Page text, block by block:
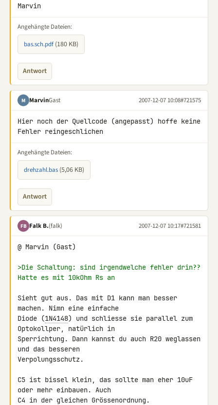
Marvin
Angehängte Dateien:
bas.sch.pdf (180 KB)
Antwort
M MarvinGast 2007-12-07 10:08#721575
Hier noch der Quellcode (angepasst) hoffe keine
Fehler reingeschlichen
Angehängte Dateien:
drehzahl.bas (5,06 KB)
Antwort
FB Falk B.(falk) 2007-12-07 10:17#721581
@ Marvin (Gast)
>Die Schaltung: sind irgendwelche fehler drin??
Hatte es mit 10kOhm Rs an
Sieht gut aus. Das mit D1 kann man besser
machen. Nimn eine einfache
Diode (1N4148) und schliesse sie parallel zum
Optokollper, natürlich in
Sperrichtung. Dann kannst du auch R20 weglassen
und das besseren
Verpolungsschutz.
C5 ist bissel klein, das sollte man eher 10uF
oder mehr einbauen. Auch
C4 in der gleichen Grössenordnung.